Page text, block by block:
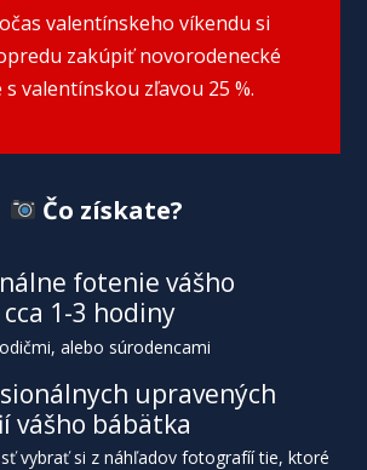
valentínskeho víkendu si
zakúpiť novorodenecké
valentínskou zľavou 25 %.
Čo získate?
fotenie vášho
1-3 hodiny
alebo súrodencami
upravených
vášho bábätka
vybrať si z náhľadov fotografíí tie, ktoré